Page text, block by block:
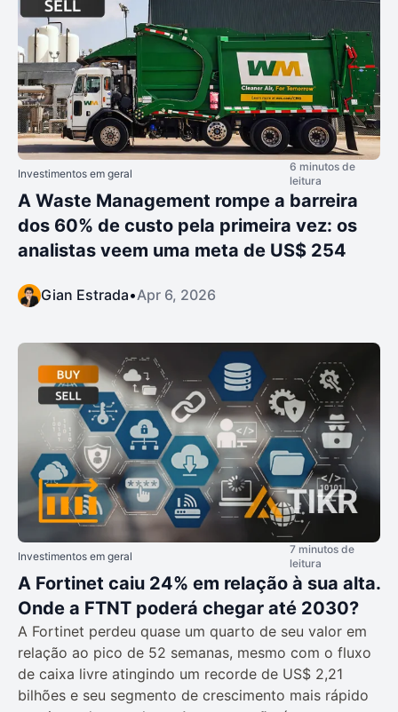
Investimentos em geral
6 minutos de
leitura
A Waste Management rompe a barreira
dos 60% de custo pela primeira vez: os
analistas veem uma meta de US$ 254
Gian Estrada•Apr 6, 2026
Investimentos em geral
7 minutos de
leitura
A Fortinet caiu 24% em relação à sua alta.
Onde a FTNT poderá chegar até 2030?
A Fortinet perdeu quase um quarto de seu valor em
relação ao pico de 52 semanas, mesmo com o fluxo
de caixa livre atingindo um recorde de US$ 2,21
bilhões e seu segmento de crescimento mais rápido